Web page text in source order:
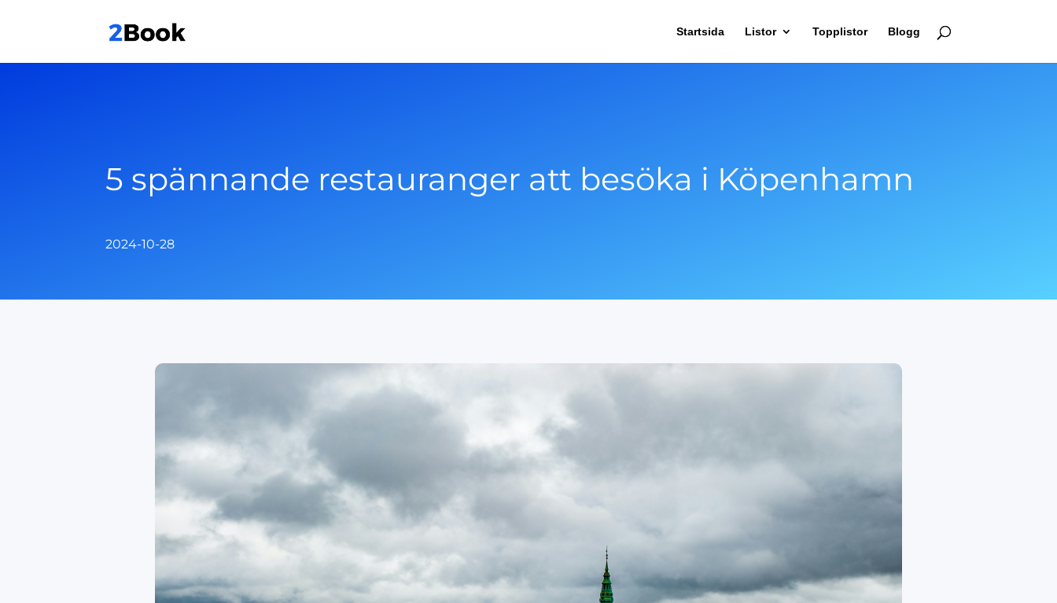
Startsida Listor Topplistor Blogg
5 spännande restauranger att besöka i Köpenhamn
2024-10-28